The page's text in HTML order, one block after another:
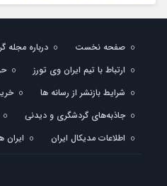
صفحه نخست
درباره مجله
ارتباط با تیم ایران وی تورز
شرایط بازنشر از رسانه ها
جاذبه‌های گردشگری و دیدنی
اطلاعات مدیکال ایران
ایران